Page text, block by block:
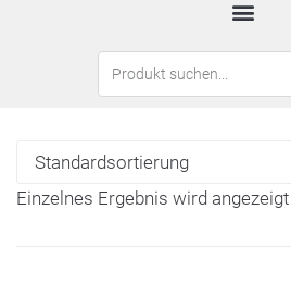
Einzelnes Ergebnis wird angezeigt